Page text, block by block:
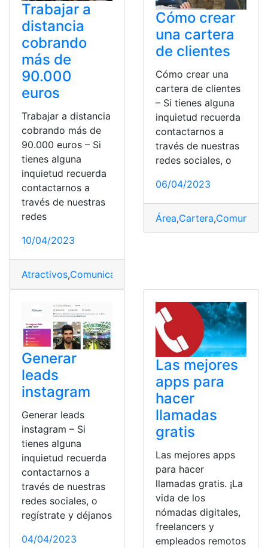
Trabajar a
distancia
cobrando
más de
90.000
euros
Trabajar a distancia
cobrando más de
90.000 euros – Si
tienes alguna
inquietud recuerda
contactarnos a
través de nuestras
redes
10/04/2023
Atractivos,Comunicación
Cómo crear
una cartera
de clientes
Cómo crear una
cartera de clientes
– Si tienes alguna
inquietud recuerda
contactarnos a
través de nuestras
redes sociales, o
06/04/2023
Área,Cartera,
Generar
leads
instagram
Generar leads
instagram – Si
tienes alguna
inquietud recuerda
contactarnos a
través de nuestras
redes sociales, o
regístrate y déjanos
04/04/2023
Las mejores
apps para
hacer
llamadas
gratis
Las mejores apps
para hacer
llamadas gratis. ¡La
vida de los
nómadas digitales,
freelancers y
empleados remotos